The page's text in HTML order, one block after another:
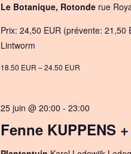
Le Botanique, Rotonde rue
Prix: 24,50 EUR (prévente:
Lintworm
18.50 EUR – 24.50 EUR
Fenne KUPPENS
25 juin @ 20:00 - 23:00